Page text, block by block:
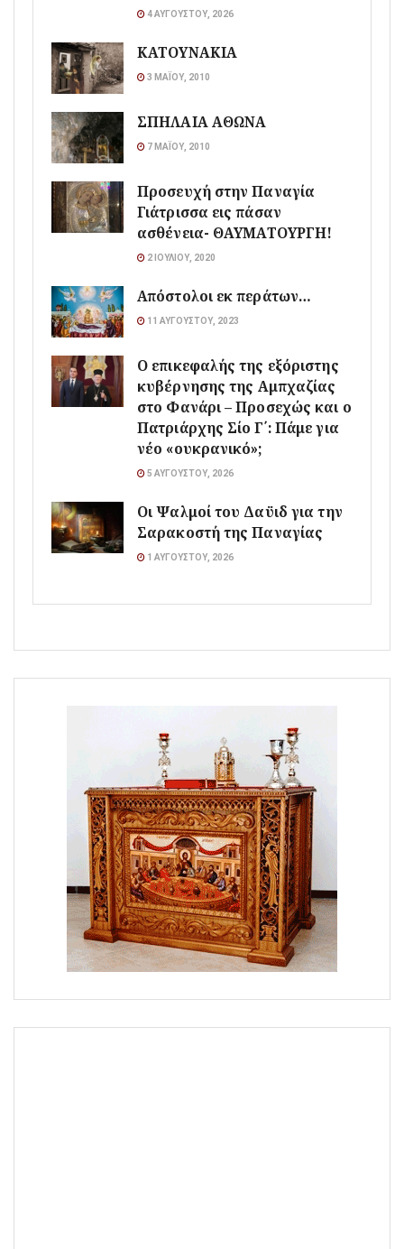
4 ΑΥΓΟΎΣΤΟΥ, 2026
ΚΑΤΟΥΝΑΚΙΑ
3 ΜΑΪ́ΟΥ, 2010
ΣΠΗΛΑΙΑ ΑΘΩΝΑ
7 ΜΑΪ́ΟΥ, 2010
Προσευχή στην Παναγία
Γιάτρισσα εις πάσαν
ασθένεια- ΘΑΥΜΑΤΟΥΡΓΗ!
2 ΙΟΥΛΊΟΥ, 2020
Απόστολοι εκ περάτων…
11 ΑΥΓΟΎΣΤΟΥ, 2023
Ο επικεφαλής της εξόριστης
κυβέρνησης της Αμπχαζίας
στο Φανάρι – Προσεχώς και ο
Πατριάρχης Σίο Γ΄: Πάμε για
νέο «ουκρανικό»;
5 ΑΥΓΟΎΣΤΟΥ, 2026
Οι Ψαλμοί του Δαϋιδ για την
Σαρακοστή της Παναγίας
1 ΑΥΓΟΎΣΤΟΥ, 2026